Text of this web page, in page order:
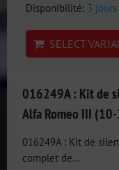
Disponibilité: 3 jours
SELECT
016249A : Kit de
Alfa Romeo III
016249A : Kit de
complet de...